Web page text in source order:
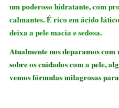
um poderoso hidratante, com
calmantes. É rico em ácido
deixa a pele macia e sedosa.
Atualmente nos deparamos
sobre os cuidados com a pele,
vemos fórmulas milagrosas